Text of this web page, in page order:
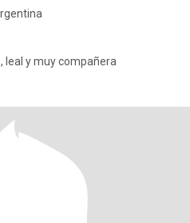
leal y muy compañera